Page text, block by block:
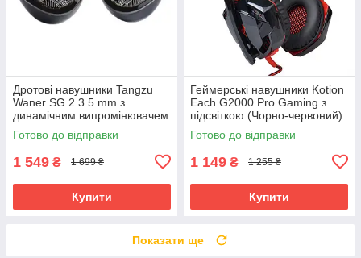
Дротові навушники Tangzu
Waner SG 2 3.5 mm з
динамічним випромінювачем
(Чорний)
Готово до відправки
1 549 ₴ 1 699 ₴
Купити
Геймерські навушники Kotion
Each G2000 Pro Gaming з
підсвіткою (Чорно-червоний)
Готово до відправки
1 149 ₴ 1 255 ₴
Купити
Показати ще